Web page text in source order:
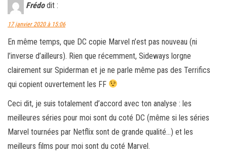
Frédo dit :
17 janvier 2020 à 15:06
En même temps, que DC copie Marvel n’est pas nouveau (ni
l’inverse d’ailleurs). Rien que récemment, Sideways lorgne
clairement sur Spiderman et je ne parle même pas des Terrifics
qui copient ouvertement les FF
Ceci dit, je suis totalement d’accord avec ton analyse : les
meilleures séries pour moi sont du coté DC (même si les séries
Marvel tournées par Netflix sont de grande qualité…) et les
meilleurs films pour moi sont du coté Marvel.